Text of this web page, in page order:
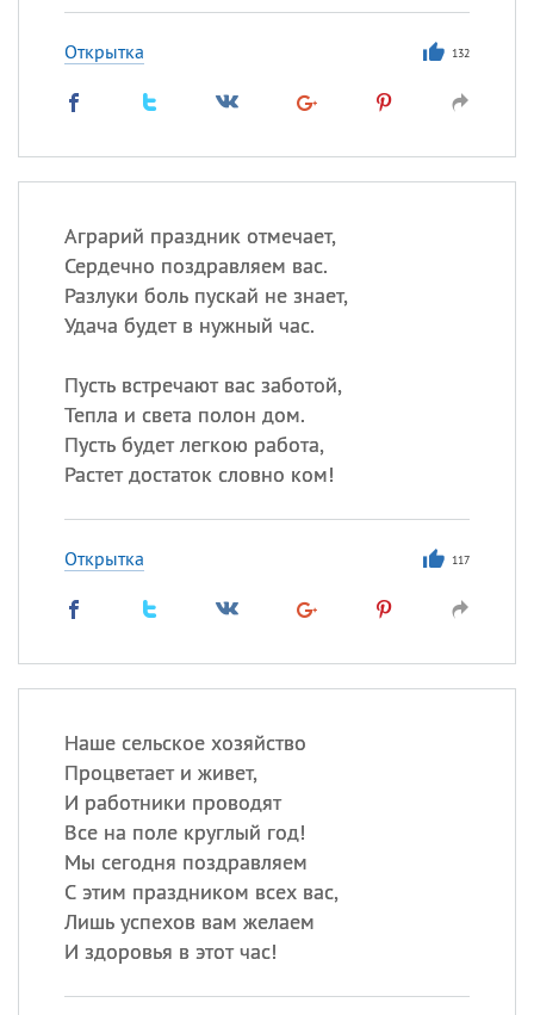
Открытка 132
Аграрий праздник отмечает,
Сердечно поздравляем вас.
Разлуки боль пускай не знает,
Удача будет в нужный час.
Пусть встречают вас заботой,
Тепла и света полон дом.
Пусть будет легкою работа,
Растет достаток словно ком!
Открытка 117
Наше сельское хозяйство
Процветает и живет,
И работники проводят
Все на поле круглый год!
Мы сегодня поздравляем
С этим праздником всех вас,
Лишь успехов вам желаем
И здоровья в этот час!